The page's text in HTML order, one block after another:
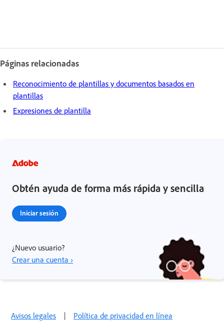
Páginas relacionadas
Reconocimiento de plantillas y documentos basados en
plantillas
Expresiones de plantilla
Obtén ayuda de forma más rápida y sencilla
Iniciar sesión
¿Nuevo usuario?
Crear una cuenta ›
Avisos legales | Política de privacidad en línea